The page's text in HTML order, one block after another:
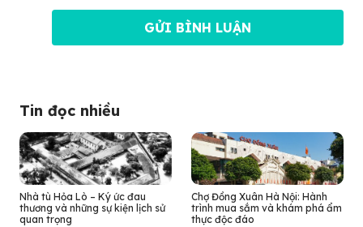
Tin đọc nhiều
Nhà tù Hỏa Lò – Ký ức đau
thương và những sự kiện lịch sử
quan trọng
Chợ Đồng Xuân Hà Nội: Hành
trình mua sắm và khám phá ẩm
thực độc đáo